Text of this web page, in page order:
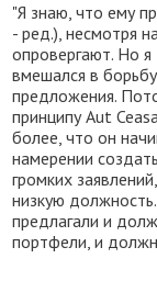
"Я знаю, что ему
- ред.), несмотря
опровергают. Но
вмешался в
предложения.
принципу Aut
более, что он
намерении
громких
низкую
предлагали и
портфели, и